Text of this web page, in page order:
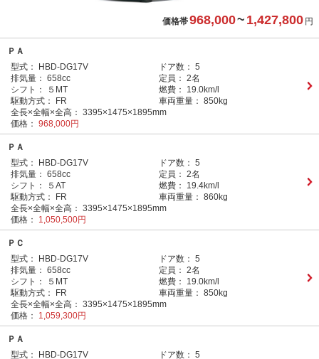
価格帯968,000~ 1,427,800 円
ＰＡ
型式：
HBD-DG17V ドア数： 5
排気量： 658cc 定員： 2名
シフト：
５MT 燃費：
19.0km/l
駆動方式：
FR 車両重量： 850kg
全長×全幅×全高： 3395×1475×1895mm
価格： 968,000円
ＰＡ
型式：
HBD-DG17V ドア数： 5
排気量： 658cc 定員： 2名
シフト：
５AT 燃費：
19.4km/l
駆動方式：
FR 車両重量： 860kg
全長×全幅×全高： 3395×1475×1895mm
価格：
1,050,500円
ＰＣ
型式：
HBD-DG17V ドア数： 5
排気量： 658cc 定員： 2名
シフト：
５MT 燃費：
19.0km/l
駆動方式：
FR 車両重量： 850kg
全長×全幅×全高： 3395×1475×1895mm
価格：
1,059,300円
ＰＡ
型式：
HBD-DG17V ドア数： 5